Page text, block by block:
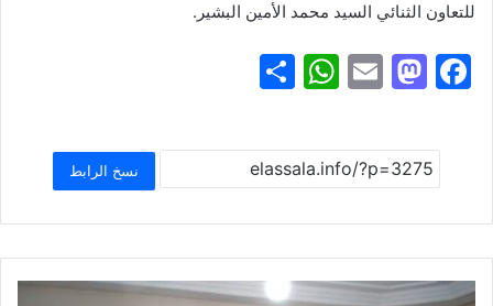
للتعاون الثنائي السيد محمد الأمين البشير.
F
c
e
b
o
o
M
st
o
d
o
n
E
ai
l
W
at
s
A
p
p
ar
e
نسخ الرابط